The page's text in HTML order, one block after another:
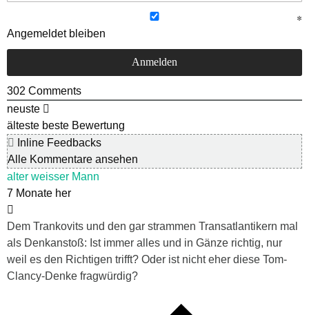
Angemeldet bleiben
302 Comments
neuste
älteste beste Bewertung
Inline Feedbacks
Alle Kommentare ansehen
alter weisser Mann
7 Monate her
Dem Trankovits und den gar strammen Transatlantikern mal
als Denkanstoß: Ist immer alles und in Gänze richtig, nur
weil es den Richtigen trifft? Oder ist nicht eher diese Tom-
Clancy-Denke fragwürdig?